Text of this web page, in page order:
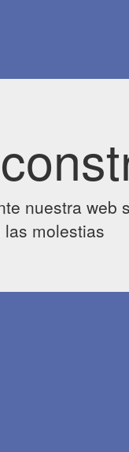
nuestra web
las molestias